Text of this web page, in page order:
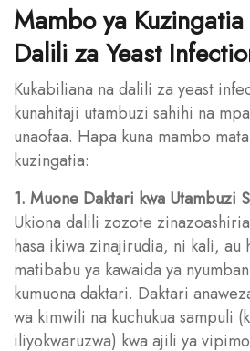
Mambo ya
Dalili za Yeast
Kukabiliana na dalili za yeast
kunahitaji utambuzi sahihi na
unaofaa. Hapa kuna mambo
kuzingatia:
1. Muone Daktari kwa Utambuzi
Ukiona dalili zozote
hasa ikiwa zinajirudia, ni kali, au
matibabu ya kawaida ya
kumuona daktari. Daktari
wa kimwili na kuchukua sampuli
iliyokwaruzwa) kwa ajili ya